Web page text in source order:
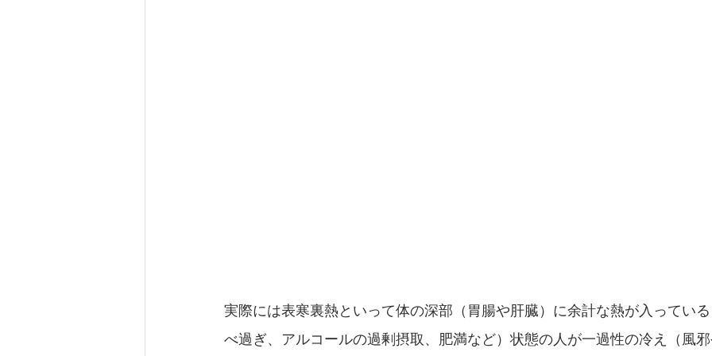
実際には表寒裏熱といって体の深部（胃腸や肝臓）に余計な熱が入ってい
べ過ぎ、アルコールの過剰摂取、肥満など）状態の人が一過性の冷え（風